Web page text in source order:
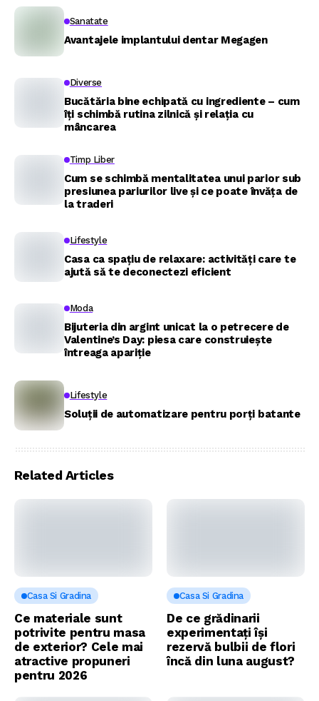
Sanatate
Avantajele implantului dentar Megagen
Diverse
Bucătăria bine echipată cu ingrediente – cum
îți schimbă rutina zilnică și relația cu
mâncarea
Timp Liber
Cum se schimbă mentalitatea unui parior sub
presiunea pariurilor live și ce poate învăța de
la traderi
Lifestyle
Casa ca spațiu de relaxare: activități care te
ajută să te deconectezi eficient
Moda
Bijuteria din argint unicat la o petrecere de
Valentine’s Day: piesa care construiește
întreaga apariție
Lifestyle
Soluții de automatizare pentru porți batante
Related Articles
Casa Si Gradina
Ce materiale sunt
potrivite pentru masa
de exterior? Cele mai
atractive propuneri
pentru 2026
Casa Si Gradina
De ce grădinarii
experimentați își
rezervă bulbii de flori
încă din luna august?